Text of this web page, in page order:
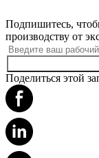
Подпишитесь,
производству от
Поделиться этой